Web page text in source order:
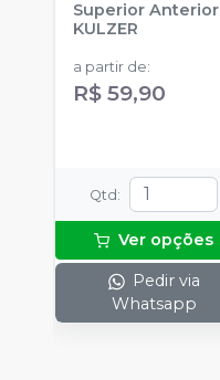
Superior Anterior
KULZER
a partir de:
R$ 59,90
Qtd:
Ver opções
Pedir via
Whatsapp